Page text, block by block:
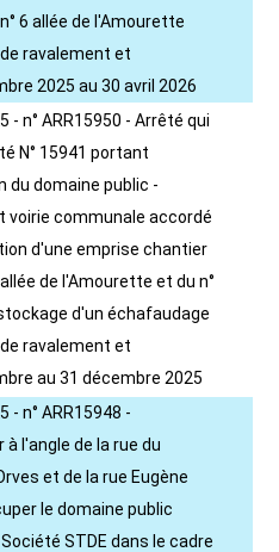
6 allée de l'Amourette
ravalement et
2025 au 30 avril 2026
- n° ARR15950 - Arrêté qui
N° 15941 portant
domaine public -
communale accordé
d'une emprise chantier
de l'Amourette et du n°
d'un échafaudage
ravalement et
au 31 décembre 2025
- n° ARR15948 -
l'angle de la rue du
et de la rue Eugène
le domaine public
STDE dans le cadre